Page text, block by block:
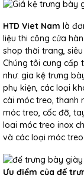
HTD Viet Nam là
liệu thi công cửa
shop thời trang, siêu
Chúng tôi cung cấp
như: gia kệ trưng
phụ kiện, các loại
cài móc treo, thanh
móc treo, cốc đỡ,
loai móc treo inox
và các loại móc treo
Ưu điểm của đế